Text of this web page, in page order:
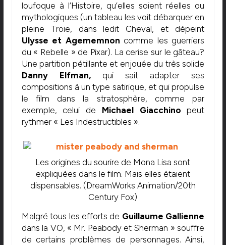
loufoque à l’Histoire, qu’elles soient réelles ou
mythologiques (un tableau les voit débarquer en
pleine Troie, dans ledit Cheval, et dépeint
Ulysse et Agememnon comme les guerriers
du « Rebelle » de Pixar). La cerise sur le gâteau?
Une partition pétillante et enjouée du très solide
Danny Elfman,qui sait adapter ses
compositions à un type satirique, et qui propulse
le film dans la stratosphère, comme par
exemple, celui de Michael Giacchino peut
rythmer « Les Indestructibles ».
Les origines du sourire de Mona Lisa sont
expliquées dans le film. Mais elles étaient
dispensables. (DreamWorks Animation/20th
Century Fox)
Malgré tous les efforts de Guillaume Gallienne
dans la VO, « Mr. Peabody et Sherman » souffre
de certains problèmes de personnages. Ainsi,